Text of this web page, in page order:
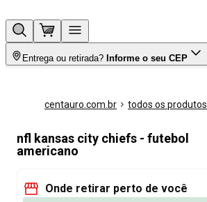
Entrega ou retirada? Informe o seu CEP
centauro.com.br todos os produtos
nfl kansas city chiefs - futebol
americano
Onde retirar perto de você